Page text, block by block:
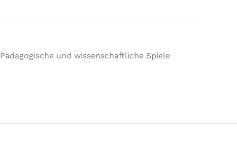
Pädagogische und wissenschaftliche Spiele